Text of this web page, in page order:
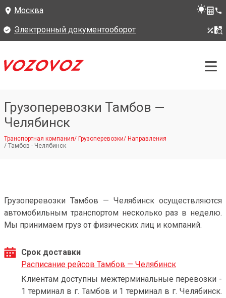
Москва
Электронный документооборот
Грузоперевозки Тамбов —
Челябинск
Транспортная компания/ Грузоперевозки/ Направления
/ Тамбов - Челябинск
Грузоперевозки Тамбов — Челябинск осуществляются
автомобильным транспортом несколько раз в неделю.
Мы принимаем груз от физических лиц и компаний.
Срок доставки
Расписание рейсов Тамбов — Челябинск
Клиентам доступны межтерминальные перевозки -
1 терминал в г. Тамбов и 1 терминал в г. Челябинск.